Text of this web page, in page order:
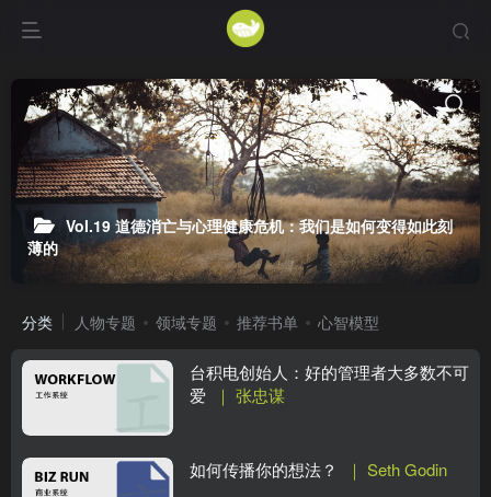
Vol.19 道德消亡与心理健康危机：我们是如何变得如此刻
薄的
分类 人物专题 领域专题 推荐书单 心智模型
台积电创始人：好的管理者大多数不可
爱 ｜ 张忠谋
如何传播你的想法？ ｜ Seth Godin